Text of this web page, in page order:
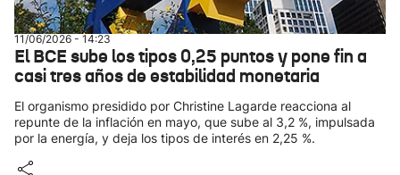
11/06/2026 - 14:23
El BCE sube los tipos 0,25 puntos y pone fin a
casi tres años de estabilidad monetaria
El organismo presidido por Christine Lagarde reacciona al
repunte de la inflación en mayo, que sube al 3,2 %, impulsada
por la energía, y deja los tipos de interés en 2,25 %.